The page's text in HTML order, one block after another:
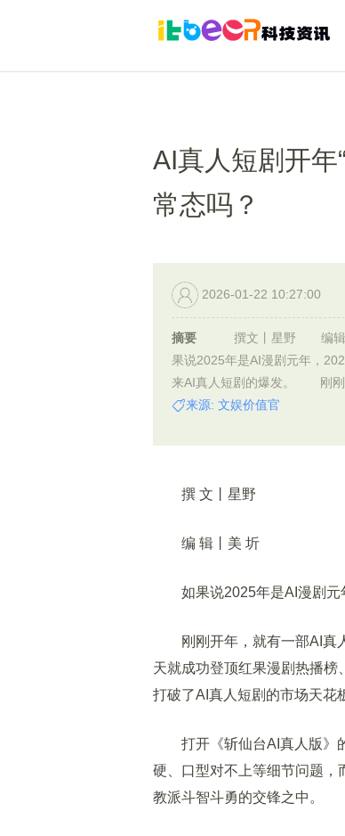
AI真人短剧开年
常态吗？
2026-01-22 10:27:00
摘要
撰文丨星野 编
果说2025年是AI漫剧元年，
来AI真人短剧的爆发。 刚刚
来源: 文娱价值官
撰 文丨星野
编 辑丨美 圻
如果说2025年是AI漫剧元
刚刚开年，就有一部AI真人
天就成功登顶红果漫剧热播榜
打破了AI真人短剧的市场天花
打开《斩仙台AI真人版》的
硬、口型对不上等细节问题，
教派斗智斗勇的交锋之中。